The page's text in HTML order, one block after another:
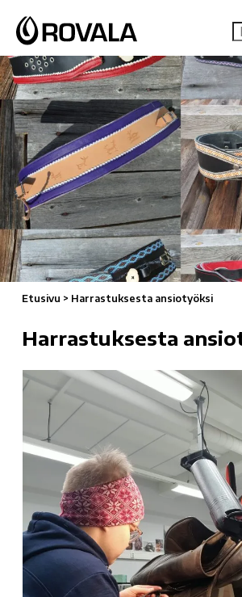
Etusivu > Harrastuksesta ansiotyöksi
Harrastuksesta